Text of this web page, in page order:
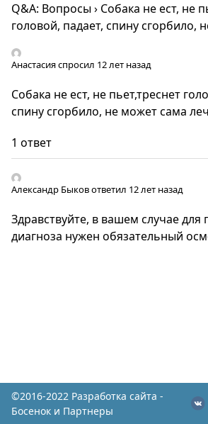
Q&A: Вопросы› Собака не ест, не
головой, падает, спину сгорбило,
Анастасияспросил 12 лет назад
Собака не ест, не пьет,треснет
спину сгорбило, не может сама
1 ответ
Александр Быковответил 12 лет назад
Здравствуйте, в вашем случае для
диагноза нужен обязательный
©2016-2022 Разработка сайта -
Босенок и Партнеры